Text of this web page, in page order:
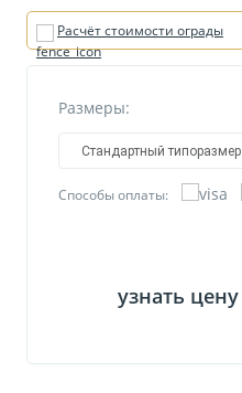
Расчёт стоимости ограды
Размеры:
Стандартный типоразмер
Способы оплаты:
узнать цену